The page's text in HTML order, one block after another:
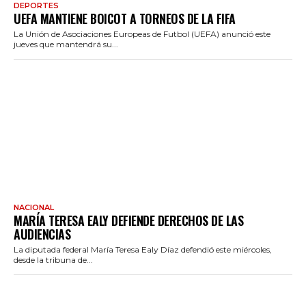
DEPORTES
UEFA MANTIENE BOICOT A TORNEOS DE LA FIFA
La Unión de Asociaciones Europeas de Futbol (UEFA) anunció este
jueves que mantendrá su...
NACIONAL
MARÍA TERESA EALY DEFIENDE DERECHOS DE LAS
AUDIENCIAS
La diputada federal María Teresa Ealy Díaz defendió este miércoles,
desde la tribuna de...